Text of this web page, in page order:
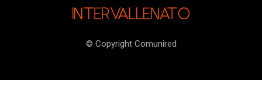
© Copyright Comunired